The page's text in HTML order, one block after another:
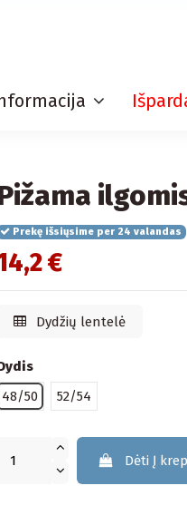
Prekę išsiųsime per 24 valandas
€
Dydžių lentelė
48/50
52/54
Dėti Į